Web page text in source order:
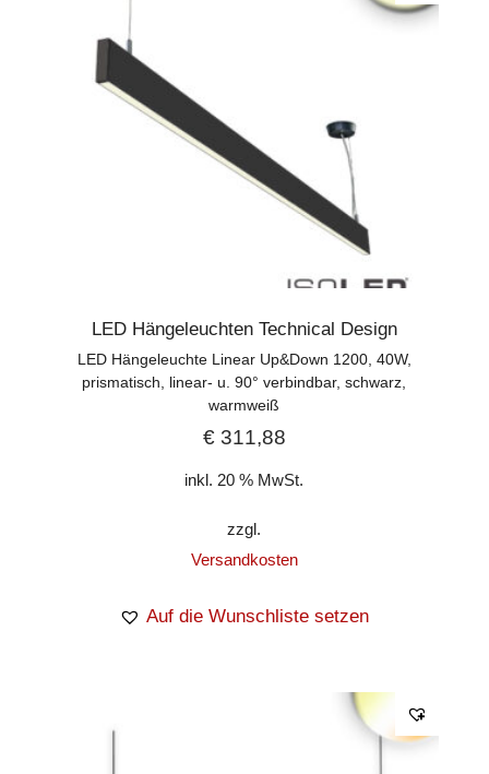
LED Hängeleuchten Technical Design
LED Hängeleuchte Linear Up&Down 1200, 40W,
prismatisch, linear- u. 90° verbindbar, schwarz,
warmweiß
€311,88
inkl. 20 % MwSt.
zzgl.
Versandkosten
Auf die Wunschliste setzen